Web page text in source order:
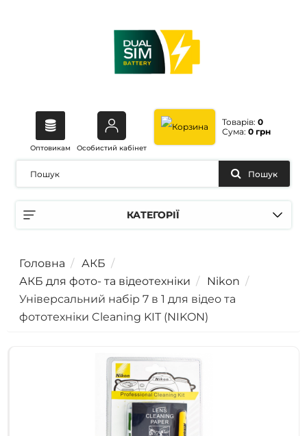
Оптовикам Особистий кабінет
Товарів: 0
Сума: 0 грн
КАТЕГОРІЇ
Пошук
Головна
АКБ
АКБ для фото- та відеотехніки
Nikon
Універсальний набір 7 в 1 для відео та
фототехніки Cleaning KIT (NIKON)